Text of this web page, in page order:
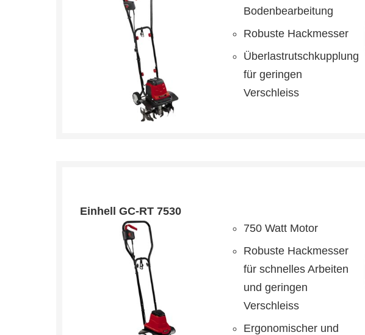
Bodenbearbeitung
Robuste Hackmesser
Überlastrutschkupplung
für geringen
Verschleiss
Einhell GC-RT 7530
750 Watt Motor
Robuste Hackmesser
für schnelles Arbeiten
und geringen
Verschleiss
Ergonomischer und